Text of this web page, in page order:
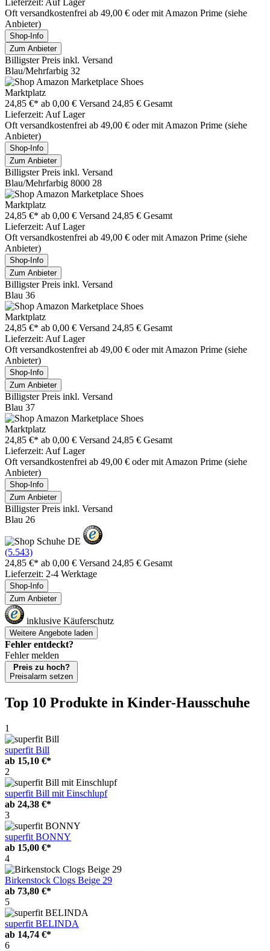
Oft versandkostenfrei ab 49,00 € oder mit Amazon Prime (siehe
Anbieter)
Shop-Info
Zum Anbieter
Billigster Preis inkl. Versand
Blau/Mehrfarbig 32
Marktplatz
24,85 €* ab 0,00 € Versand 24,85 € Gesamt
Lieferzeit: Auf Lager
Oft versandkostenfrei ab 49,00 € oder mit Amazon Prime (siehe
Anbieter)
Shop-Info
Zum Anbieter
Billigster Preis inkl. Versand
Blau/Mehrfarbig 8000 28
Marktplatz
24,85 €* ab 0,00 € Versand 24,85 € Gesamt
Lieferzeit: Auf Lager
Oft versandkostenfrei ab 49,00 € oder mit Amazon Prime (siehe
Anbieter)
Shop-Info
Zum Anbieter
Billigster Preis inkl. Versand
Blau 36
Marktplatz
24,85 €* ab 0,00 € Versand 24,85 € Gesamt
Lieferzeit: Auf Lager
Oft versandkostenfrei ab 49,00 € oder mit Amazon Prime (siehe
Anbieter)
Shop-Info
Zum Anbieter
Billigster Preis inkl. Versand
Blau 37
Marktplatz
24,85 €* ab 0,00 € Versand 24,85 € Gesamt
Lieferzeit: Auf Lager
Oft versandkostenfrei ab 49,00 € oder mit Amazon Prime (siehe
Anbieter)
Shop-Info
Zum Anbieter
Billigster Preis inkl. Versand
Blau 26
(5.543)
24,85 €* ab 0,00 € Versand 24,85 € Gesamt
Lieferzeit: 2-4 Werktage
Shop-Info
Zum Anbieter
inklusive Käuferschutz
Weitere Angebote laden
Fehler entdeckt?
Fehler melden
Preis zu hoch?
Preisalarm setzen
Top 10 Produkte in Kinder-Hausschuhe
1
superfit Bill
ab 15,10 €*
2
superfit Bill mit Einschlupf
ab 24,38 €*
3
superfit BONNY
ab 15,00 €*
4
Birkenstock Clogs Beige 29
ab 73,80 €*
5
superfit BELINDA
ab 14,74 €*
6